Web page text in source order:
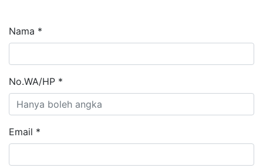
Nama *
No.WA/HP *
Email *